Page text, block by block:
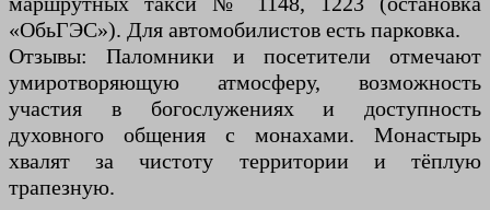
«ОбьГЭС»). Для автомобилистов есть парковка.
Отзывы: Паломники и посетители отмечают
умиротворяющую атмосферу, возможность
участия в богослужениях и доступность
духовного общения с монахами. Монастырь
хвалят за чистоту территории и тёплую
трапезную.